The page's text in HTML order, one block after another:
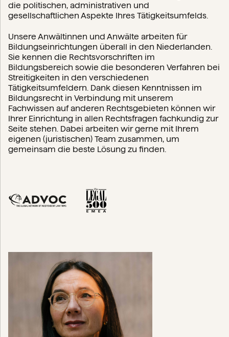
die politischen, administrativen und
gesellschaftlichen Aspekte Ihres Tätigkeitsumfelds.
Unsere Anwältinnen und Anwälte arbeiten für
Bildungseinrichtungen überall in den Niederlanden.
Sie kennen die Rechtsvorschriften im
Bildungsbereich sowie die besonderen Verfahren bei
Streitigkeiten in den verschiedenen
Tätigkeitsumfeldern. Dank diesen Kenntnissen im
Bildungsrecht in Verbindung mit unserem
Fachwissen auf anderen Rechtsgebieten können wir
Ihrer Einrichtung in allen Rechtsfragen fachkundig zur
Seite stehen. Dabei arbeiten wir gerne mit Ihrem
eigenen (juristischen) Team zusammen, um
gemeinsam die beste Lösung zu finden.